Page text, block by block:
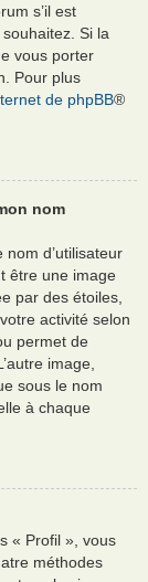
s’il est
Si la
vous porter
Pour plus
de phpBB®
nom
d’utilisateur
être une image
par des étoiles,
activité selon
permet de
image,
sous le nom
à chaque
« Profil », vous
méthodes